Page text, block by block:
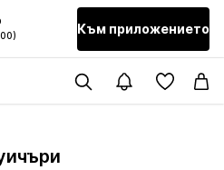
Към приложението